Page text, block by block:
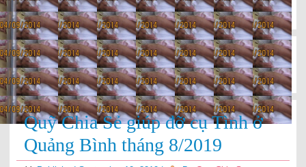
«Quỹ Chia Sẻ giúp đỡ em Lê Thương ở Hà Tĩnh tháng
9,10/2019
Quỹ Chia Sẻ giúp đỡ cụ Diệu ở Quảng Bình tháng 8/2019»
Quỹ Chia Sẻ giúp đỡ cụ Tình ở
Quảng Bình tháng 8/2019